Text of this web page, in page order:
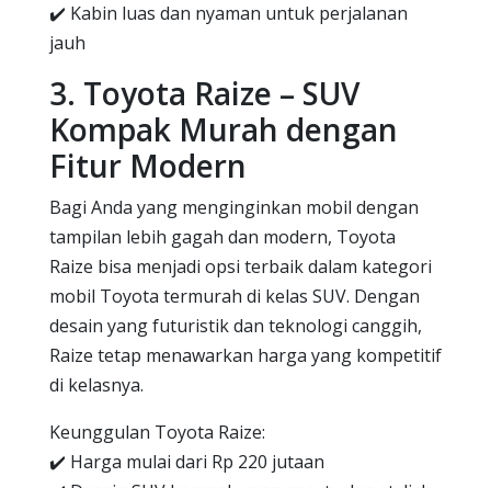
✔️ Kabin luas dan nyaman untuk perjalanan
jauh
3. Toyota Raize – SUV
Kompak Murah dengan
Fitur Modern
Bagi Anda yang menginginkan mobil dengan
tampilan lebih gagah dan modern, Toyota
Raize bisa menjadi opsi terbaik dalam kategori
mobil Toyota termurah di kelas SUV. Dengan
desain yang futuristik dan teknologi canggih,
Raize tetap menawarkan harga yang kompetitif
di kelasnya.
Keunggulan Toyota Raize:
✔️ Harga mulai dari Rp 220 jutaan